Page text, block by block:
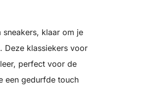
sneakers, klaar om je
Deze klassiekers voor
perfect voor de
een gedurfde touch